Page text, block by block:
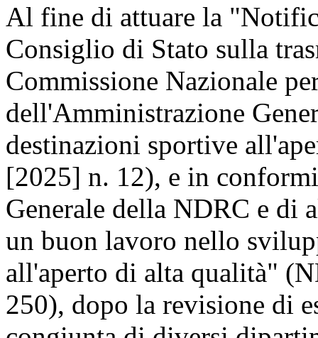
Al fine di attuare la
Consiglio di Stato sulla
Commissione Nazionale
dell'Amministrazione
destinazioni sportive
[2025] n. 12), e in
Generale della NDRC e di
un buon lavoro nello
all'aperto di alta qualità"
250), dopo la revisione di